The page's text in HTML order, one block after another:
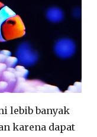
lebib banyak
karena dapat